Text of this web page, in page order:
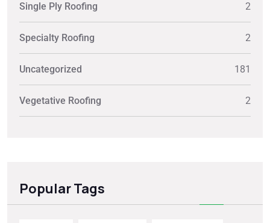
Single Ply Roofing 2
Specialty Roofing 2
Uncategorized 181
Vegetative Roofing 2
Popular Tags